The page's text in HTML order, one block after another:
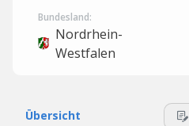
Bundesland:
Nordrhein-
Westfalen
Übersicht